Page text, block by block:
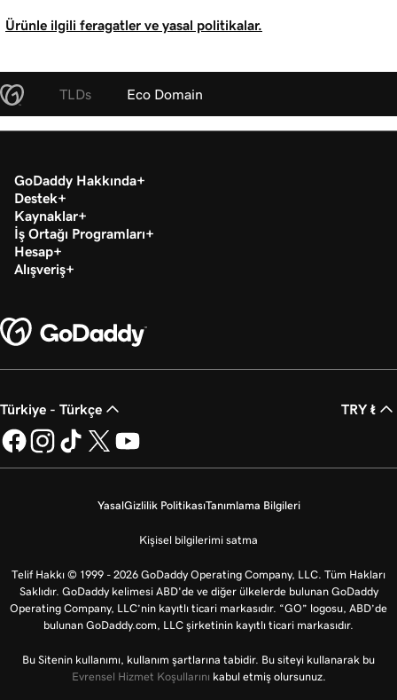
Ürünle ilgili feragatler ve yasal politikalar.
TLDs Eco Domain
GoDaddy Hakkında
Destek
Kaynaklar
İş Ortağı Programları
Hesap
Alışveriş
Türkiye - Türkçe TRY ₺
YasalGizlilik PolitikasıTanımlama Bilgileri
Kişisel bilgilerimi satma
Telif Hakkı © 1999 - 2026 GoDaddy Operating Company, LLC. Tüm Hakları
Saklıdır. GoDaddy kelimesi ABD'de ve diğer ülkelerde bulunan GoDaddy
Operating Company, LLC’nin kayıtlı ticari markasıdır. “GO” logosu, ABD’de
bulunan GoDaddy.com, LLC şirketinin kayıtlı ticari markasıdır.
Bu Sitenin kullanımı, kullanım şartlarına tabidir. Bu siteyi kullanarak bu
Evrensel Hizmet Koşullarını kabul etmiş olursunuz.